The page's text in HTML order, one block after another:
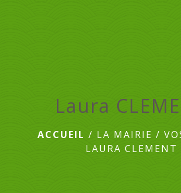
Laura
ACCUEIL / LA MAIRIE /
LAURA CLEMENT